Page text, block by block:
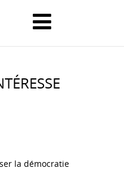
la démocratie